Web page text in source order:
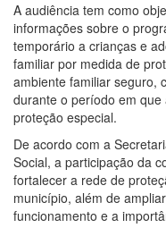
A audiência tem como
informações sobre o
temporário a crianças e
familiar por medida de
ambiente familiar seguro,
durante o período em
proteção especial.
De acordo com a
Social, a participação da
fortalecer a rede de
município, além de
funcionamento e a